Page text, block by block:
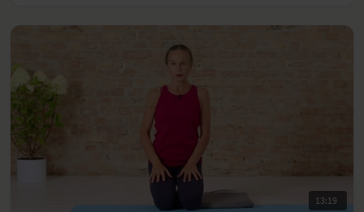
13:19